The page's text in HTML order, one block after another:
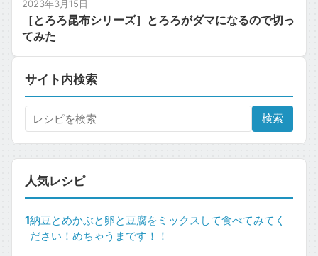
2023年3月15日
［とろろ昆布シリーズ］とろろがダマになるので切っ
てみた
サイト内検索
検索
人気レシピ
1納豆とめかぶと卵と豆腐をミックスして食べてみてく
ださい！めちゃうまです！！